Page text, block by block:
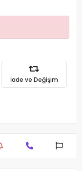
İade ve Değişim